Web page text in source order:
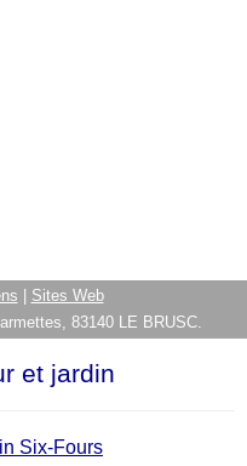
Sites Web
83140 LE BRUSC.
et jardin
Six-Fours